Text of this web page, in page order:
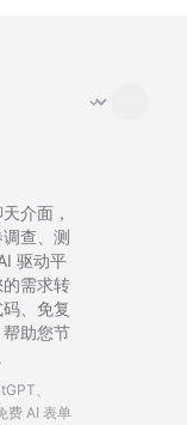
⌄
介面，
查、测
驱动平
需求转
、免复
助您节
、
费 AI 表单